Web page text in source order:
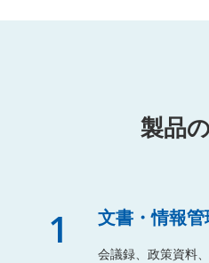
製品
1 文書・情報
会議録、政策資料